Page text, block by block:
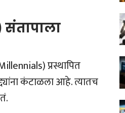
संतापाला
प्रस्थापित
कंटाळला आहे. त्यातच